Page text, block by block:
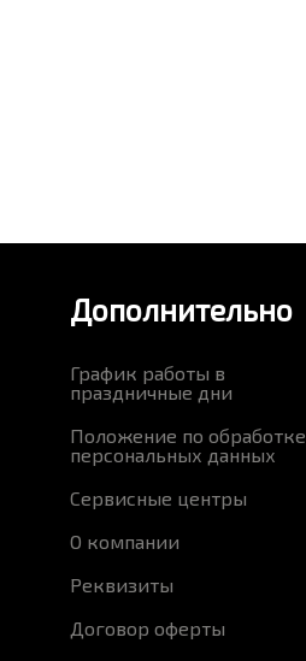
Дополнительно
График работы в
праздничные дни
Положение по обработке
персональных данных
Сервисные центры
О компании
Реквизиты
Договор оферты